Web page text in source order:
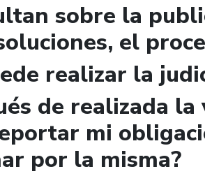
sobre la
el
realizar la
de realizada
mi
por la misma?